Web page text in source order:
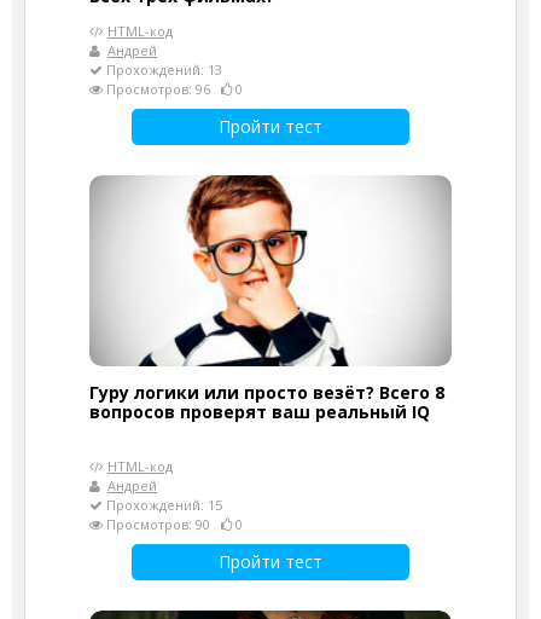
HTML-код
Андрей
Прохождений: 13
Просмотров: 96
0
Пройти тест
Гуру логики или просто везёт? Всего 8
вопросов проверят ваш реальный IQ
HTML-код
Андрей
Прохождений: 15
Просмотров: 90
0
Пройти тест